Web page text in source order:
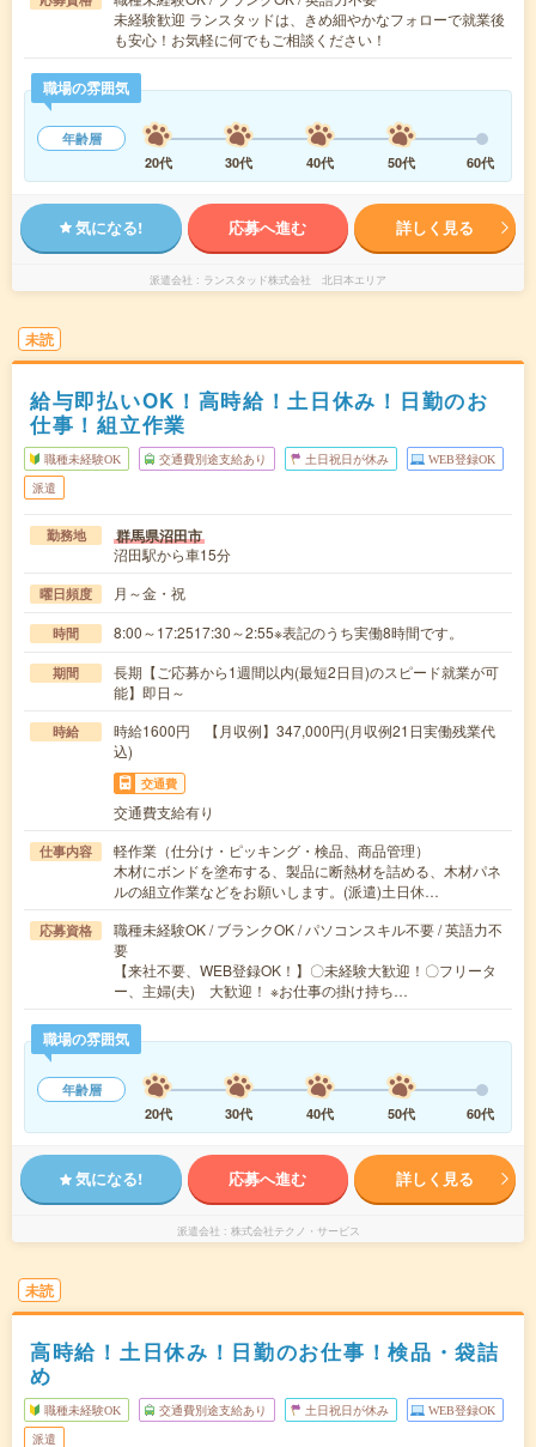
未経験歓迎 ランスタッドは、きめ細やかなフォローで就業後
も安心！お気軽に何でもご相談ください！
職場の雰囲気
年齢層
20代
30代 40代 50代 60代
気になる! 応募へ進む 詳しく見る
派遣会社 ランスタッド株式会社 北日本エリア
未読
給与即払いOK！高時給！土日休み！日勤のお
仕事！組立作業
職種未経験OK 交通費別途支給あり 土日祝日が休み WEB登録OK
派遣
勤務地 群馬県沼田市
沼田駅から車15分
曜日頻度 月～金・祝
時間 8:00～17:2517:30～2:55※表記のうち実働8時間です。
期間
長期【ご応募から1週間以内(最短2日目)のスピード就業が可
能】即日～
時給
時給1600円 【月収例】347,000円(月収例21日実働残業代
込)
交通費
交通費支給有り
仕事内容
軽作業（仕分け・ピッキング・検品、商品管理）
木材にボンドを塗布する、製品に断熱材を詰める、木材パネ
ルの組立作業などをお願いします。(派遣)土日休…
応募資格
職種未経験OK / ブランクOK / パソコンスキル不要 / 英語力不
要
【来社不要、WEB登録OK！】〇未経験大歓迎！〇フリータ
ー、主婦(夫) 大歓迎！ ※お仕事の掛け持ち…
職場の雰囲気
年齢層
20代
30代 40代 50代 60代
気になる! 応募へ進む 詳しく見る
派遣会社 株式会社テクノ・サービス
未読
高時給！土日休み！日勤のお仕事！検品・袋詰
め
職種未経験OK 交通費別途支給あり 土日祝日が休み WEB登録OK
派遣